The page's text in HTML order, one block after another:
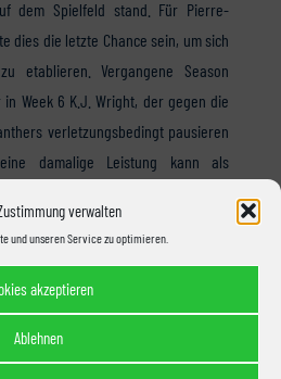
verwalten
und unseren Service zu optimieren.
akzeptieren
Ablehnen
dem Spielfeld stand. Für Pierre-
dies die letzte Chance sein, um sich
etablieren. Vergangene Season
Week 6 K.J. Wright, der gegen die
verletzungsbedingt pausieren
damalige Leistung kann als
dass er in den kommenden Woche
keine Einsatzzeit erhielt.
McCray –Am Freitag tauchte Kam
dem Injury Report der Seahawks